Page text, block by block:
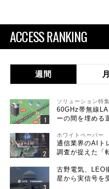
ACCESS RANKING
週間
ソリューション特集
60GHz帯無線
ーの間を埋める
ホワイトペーパー
通信業界のAI
調査が捉えた「
古野電気、LEO
星から実信号を